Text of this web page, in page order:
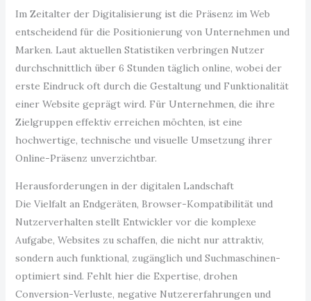
Im Zeitalter der Digitalisierung ist die Präsenz im Web
entscheidend für die Positionierung von Unternehmen und
Marken. Laut aktuellen Statistiken verbringen Nutzer
durchschnittlich über 6 Stunden täglich online, wobei der
erste Eindruck oft durch die Gestaltung und Funktionalität
einer Website geprägt wird. Für Unternehmen, die ihre
Zielgruppen effektiv erreichen möchten, ist eine
hochwertige, technische und visuelle Umsetzung ihrer
Online-Präsenz unverzichtbar.
Herausforderungen in der digitalen Landschaft
Die Vielfalt an Endgeräten, Browser-Kompatibilität und
Nutzerverhalten stellt Entwickler vor die komplexe
Aufgabe, Websites zu schaffen, die nicht nur attraktiv,
sondern auch funktional, zugänglich und Suchmaschinen-
optimiert sind. Fehlt hier die Expertise, drohen
Conversion-Verluste, negative Nutzererfahrungen und